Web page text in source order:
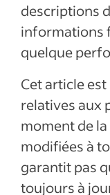
descriptions
informations
quelque
Cet article
relatives aux
moment de
modifiées à
garantit pas
toujours à